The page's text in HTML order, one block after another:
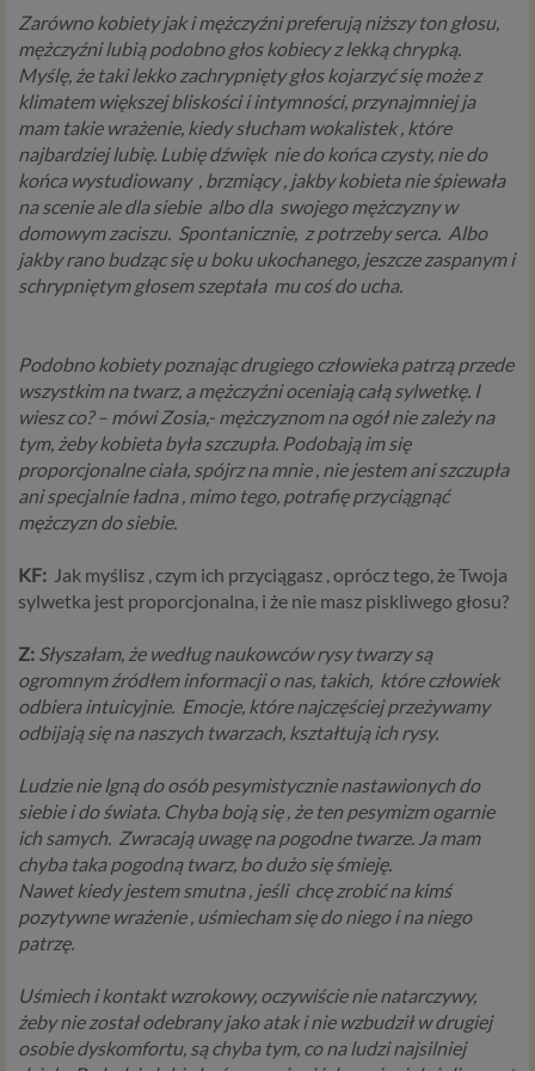
Zarówno kobiety jak i mężczyźni preferują niższy ton głosu,
mężczyźni lubią podobno głos kobiecy z lekką chrypką.
Myślę, że taki lekko zachrypnięty głos kojarzyć się może z
klimatem większej bliskości i intymności, przynajmniej ja
mam takie wrażenie, kiedy słucham wokalistek , które
najbardziej lubię. Lubię dźwięk nie do końca czysty, nie do
końca wystudiowany , brzmiący , jakby kobieta nie śpiewała
na scenie ale dla siebie albo dla swojego mężczyzny w
domowym zaciszu. Spontanicznie, z potrzeby serca. Albo
jakby rano budząc się u boku ukochanego, jeszcze zaspanym i
schrypniętym głosem szeptała mu coś do ucha.
Podobno kobiety poznając drugiego człowieka patrzą przede
wszystkim na twarz, a mężczyźni oceniają całą sylwetkę. I
wiesz co? – mówi Zosia,- mężczyznom na ogół nie zależy na
tym, żeby kobieta była szczupła. Podobają im się
proporcjonalne ciała, spójrz na mnie , nie jestem ani szczupła
ani specjalnie ładna , mimo tego, potrafię przyciągnąć
mężczyzn do siebie.
KF: Jak myślisz , czym ich przyciągasz , oprócz tego, że Twoja
sylwetka jest proporcjonalna, i że nie masz piskliwego głosu?
Z: Słyszałam, że według naukowców rysy twarzy są
ogromnym źródłem informacji o nas, takich, które człowiek
odbiera intuicyjnie. Emocje, które najczęściej przeżywamy
odbijają się na naszych twarzach, kształtują ich rysy.
Ludzie nie lgną do osób pesymistycznie nastawionych do
siebie i do świata. Chyba boją się , że ten pesymizm ogarnie
ich samych. Zwracają uwagę na pogodne twarze. Ja mam
chyba taka pogodną twarz, bo dużo się śmieję.
Nawet kiedy jestem smutna , jeśli chcę zrobić na kimś
pozytywne wrażenie , uśmiecham się do niego i na niego
patrzę.
Uśmiech i kontakt wzrokowy, oczywiście nie natarczywy,
żeby nie został odebrany jako atak i nie wzbudził w drugiej
osobie dyskomfortu, są chyba tym, co na ludzi najsilniej
związku z korzystaniem z naszych usług. Prosimy Cię o jej
przeczytanie, nie zajmie to więcej niż kilka minut.
Czym są dane osobowe
Dane osobowe to, zgodnie z RODO, informacje o
zidentyfikowanej lub możliwej do zidentyfikowania
osobie fizycznej. W przypadku korzystania z naszego
serwisu takimi danymi są np. adres e-mail, adres IP lub
Twoje dane w serwisie konsultacyjnym czy w innej
usłudze oferowanej przez Psychoradę. Dane osobowe
lub naszych Zaufanych Partnerów na naszych stronach i
urządzeniach, których używasz podczas korzystania z
naszych usług.
Podstawa i cel przetwarzania
Przetwarzanie danych osobowych wymaga podstawy
prawnej. RODO przewiduje kilka rodzajów takich
przypadkach korzystania z naszych usług wystąpią, co do
zasady trzy z nich:
Niezbędność przetwarzania do zawarcia lub
wykonania umowy, której jesteś stroną. Umowa to,
w naszym przypadku, regulamin serwisu i
informacje na stronach ofertowych danej usługi.
danej usługi, to możemy przetwarzać Twoje dane w
zakresie niezbędnym do realizacji tej umowy. W
przypadku, gdy zakładasz u nas konto, to umowa o
dostarczenie tego konta upoważnia nas do
przetwarzania danych niezbędnych do jego
zapewnienia (np. danych podanych przez Ciebie w
korzystać.
Niezbędność przetwarzania do celów wynikających
z prawnie uzasadnionych interesów realizowanych